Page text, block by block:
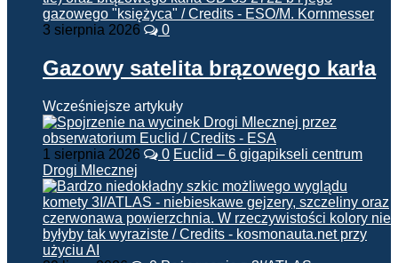
3 sierpnia 2026 0
Gazowy satelita brązowego karła
Wcześniejsze artykuły
1 sierpnia 2026 0 Euclid – 6 gigapikseli centrum
Drogi Mlecznej